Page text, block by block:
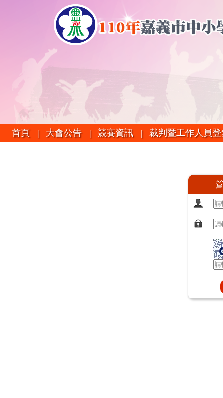
首頁 | 大會公告 | 競賽資訊 | 裁判暨工作人員